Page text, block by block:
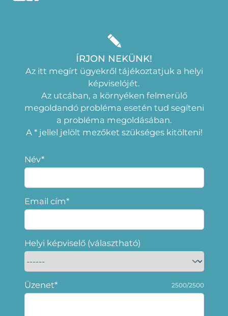
ÍRJON NEKÜNK!
Az itt megírt ügyekről tájékoztatjuk a helyi
képviselójét.
Az utcában, a környéken felmerülő
megoldandó probléma esetén tud segíteni
a probléma megoldásában.
A * jellel jelölt mezőket szükséges kitölteni!
Név*
Email cím*
Helyi képviselő (választható)
Üzenet* 2500/2500